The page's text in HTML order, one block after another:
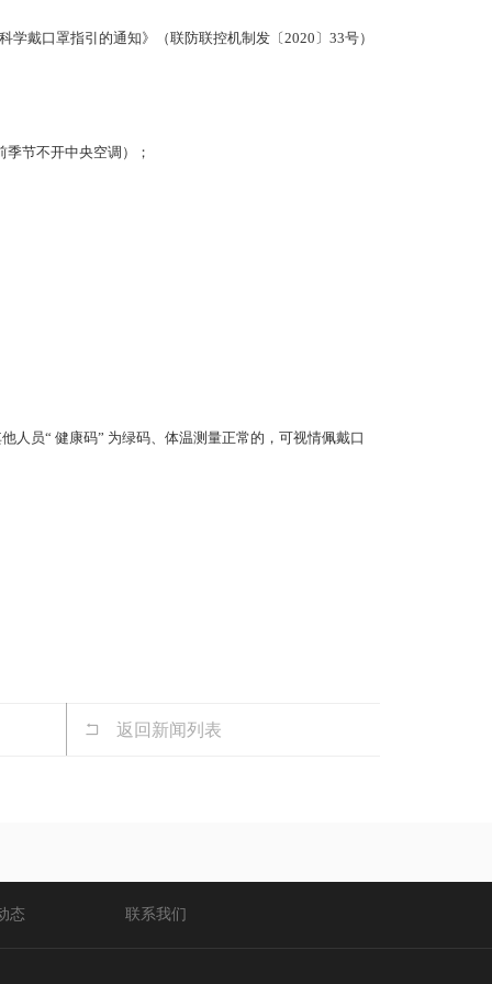
戴口罩指引的通知》（联防联控机制发〔2020〕33号）
节不开中央空调）；
人员“ 健康码” 为绿码、体温测量正常的，可视情佩戴口
返回新闻列表
态 联系我们